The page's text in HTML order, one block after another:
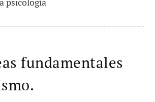
fundamentales